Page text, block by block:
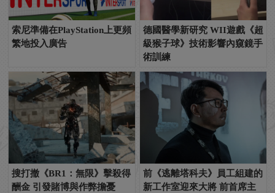
索尼準備在PlayStation上更頻
繁地投入廣告
德國醫學新研究 WII遊戲《超
級猴子球》技術影響內窺鏡手
術訓練
搜打撤《BR1：無限》擊殺得
酬金 引發賭博與作弊擔憂
前《逃離塔科夫》員工組建的
新工作室迎來大將 前首席主